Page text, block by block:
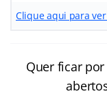
Clique aqui para
Quer ficar